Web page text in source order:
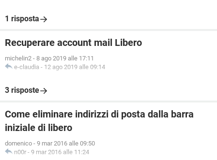
1 risposta
Recuperare account mail Libero
michelin2 - 8 ago 2019 alle 17:11
e-claudia - 12 ago 2019 alle 09:14
3 risposte
Come eliminare indirizzi di posta dalla barra
iniziale di libero
domenico - 9 mar 2016 alle 09:50
n00r - 9 mar 2016 alle 11:24